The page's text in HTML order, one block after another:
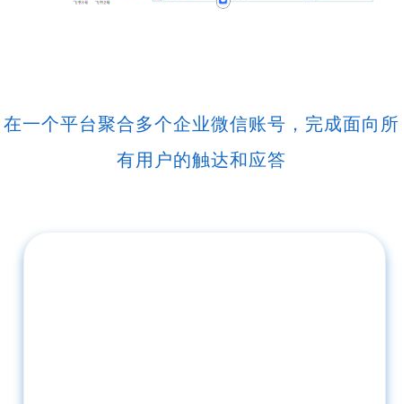
在一个平台聚合多个企业微信账号，完成面向所
有用户的触达和应答